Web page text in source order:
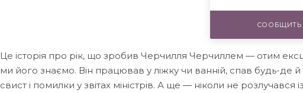
Це історія про рік, що зробив Черчилля Черчиллем — отим
ми його знаємо. Він працював у ліжку чи ванній, спав будь-де
свист і помилки у звітах міністрів. А ще — ніколи не розлучався